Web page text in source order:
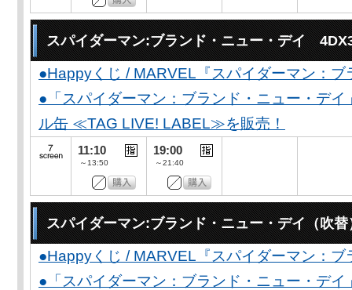
スパイダーマン:ブランド・ニュー・デイ
●Happyくじ / MARVEL『スパイダーマン：
●「スパイダーマン：ブランド・ニュー・デ
ル缶 ≪TAG LIVE! LABEL≫を販売！
11:10
～13:50
19:00
～21:40
スパイダーマン:ブランド・ニュー・デイ（吹替
●Happyくじ / MARVEL『スパイダーマン：
●「スパイダーマン：ブランド・ニュー・デ